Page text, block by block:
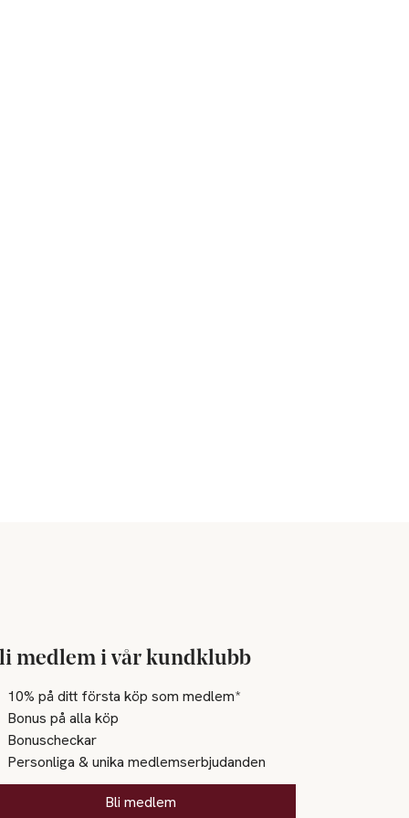
medlem i vår kundklubb
10% på ditt första köp som medlem*
Bonus på alla köp
Bonuscheckar
Personliga & unika medlemserbjudanden
Bli medlem